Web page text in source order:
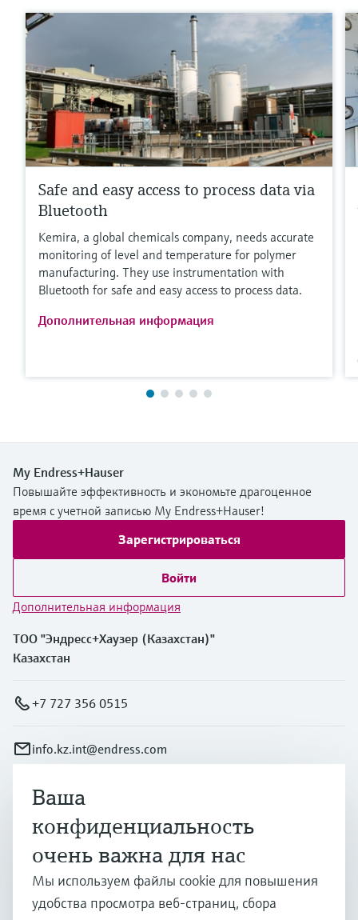
Safe and easy access to process data via
Bluetooth
Kemira, a global chemicals company, needs accurate
monitoring of level and temperature for polymer
manufacturing. They use instrumentation with
Bluetooth for safe and easy access to process data.
Дополнительная информация
My Endress+Hauser
Повышайте эффективность и экономьте драгоценное
время с учетной записью My Endress+Hauser!
Зарегистрироваться
Войти
Дополнительная информация
ТОО "Эндресс+Хаузер (Казахстан)"
Казахстан
+7 727 356 0515
info.kz.int@endress.com
Продукты и услуги
Отрасли
Ваша
конфиденциальность
очень важна для нас
Мы используем файлы cookie для повышения
удобства просмотра веб-страниц, сбора